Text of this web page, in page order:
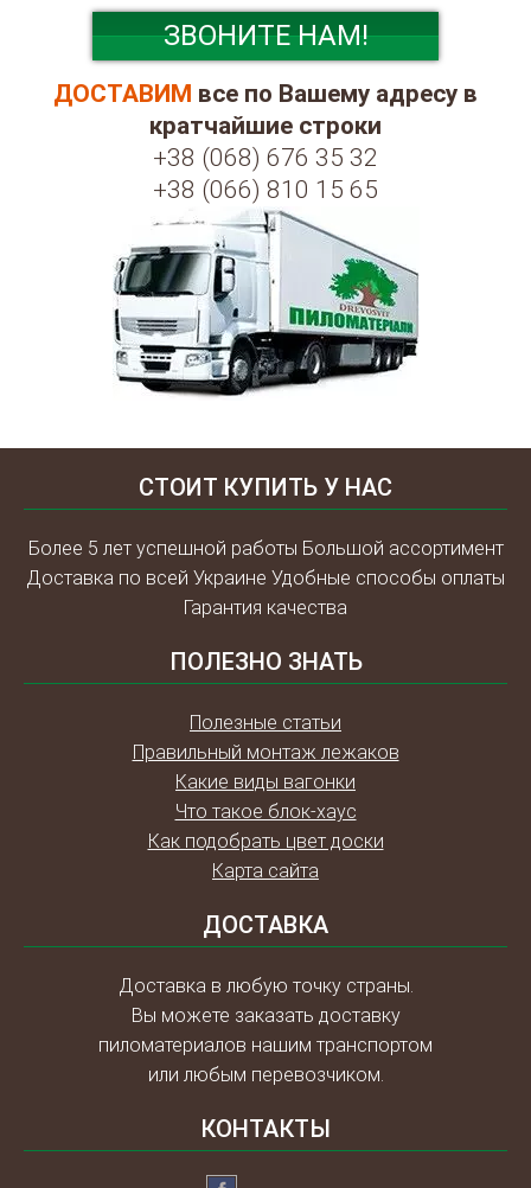
ЗВОНИТЕ НАМ!
ДОСТАВИМ все по Вашему адресу в
кратчайшие строки
+38 (068) 676 35 32
+38 (066) 810 15 65
СТОИТ КУПИТЬ У НАС
Более 5 лет успешной работы Большой ассортимент
Доставка по всей Украине Удобные способы оплаты
Гарантия качества
ПОЛЕЗНО ЗНАТЬ
Полезные статьи
Правильный монтаж лежаков
Какие виды вагонки
Что такое блок-хаус
Как подобрать цвет доски
Карта сайта
ДОСТАВКА
Доставка в любую точку страны.
Вы можете заказать доставку
пиломатериалов нашим транспортом
или любым перевозчиком.
КОНТАКТЫ